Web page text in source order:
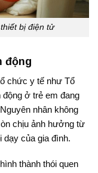
bị điện tử
động
chức y tế như Tổ
ở trẻ em đang
nhân không
chịu ảnh hưởng từ
dạy của gia đình.
thành thói quen